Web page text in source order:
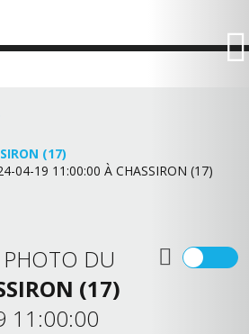
(17)
04-19 11:00:00 À CHASSIRON (17)
PHOTO DU
(17)
11:00:00